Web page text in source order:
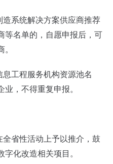
造系统解决方案供应商推荐
等名单的，自愿申报后，可
息工程服务机构资源池名
，不得重复申报。
省性活动上予以推介，鼓
化改造相关项目。